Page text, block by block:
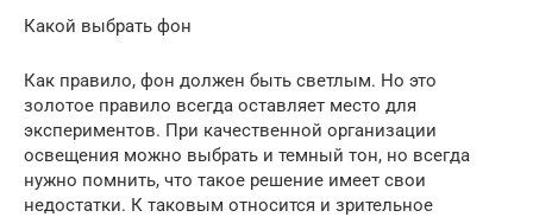
Какой выбрать фон
Как правило, фон должен быть светлым. Но это
золотое правило всегда оставляет место для
экспериментов. При качественной организации
освещения можно выбрать и темный тон, но всегда
нужно помнить, что такое решение имеет свои
недостатки. К таковым относится и зрительное